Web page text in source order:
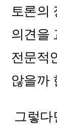
토론의
의견을
전문적
않을까
그렇다